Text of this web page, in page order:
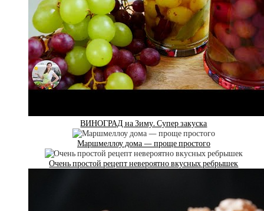
ВИНОГРАД на Зиму. Супер закуска
Маршмеллоу дома — проще простого
Очень простой рецепт невероятно вкусных ребрышек